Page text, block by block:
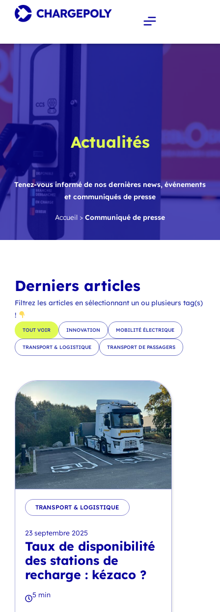
Actualités
Tenez-vous informé de nos dernières news, événements
et communiqués de presse
Accueil > Communiqué de presse
Derniers articles
Filtrez les articles en sélectionnant un ou plusieurs tag(s)
!
INNOVATION MOBILITÉ ÉLECTRIQUE
TRANSPORT & LOGISTIQUE TRANSPORT DE PASSAGERS
TOUT VOIR
TRANSPORT & LOGISTIQUE
23 septembre 2025
Taux de disponibilité
des stations de
recharge : kézaco ?
5 min